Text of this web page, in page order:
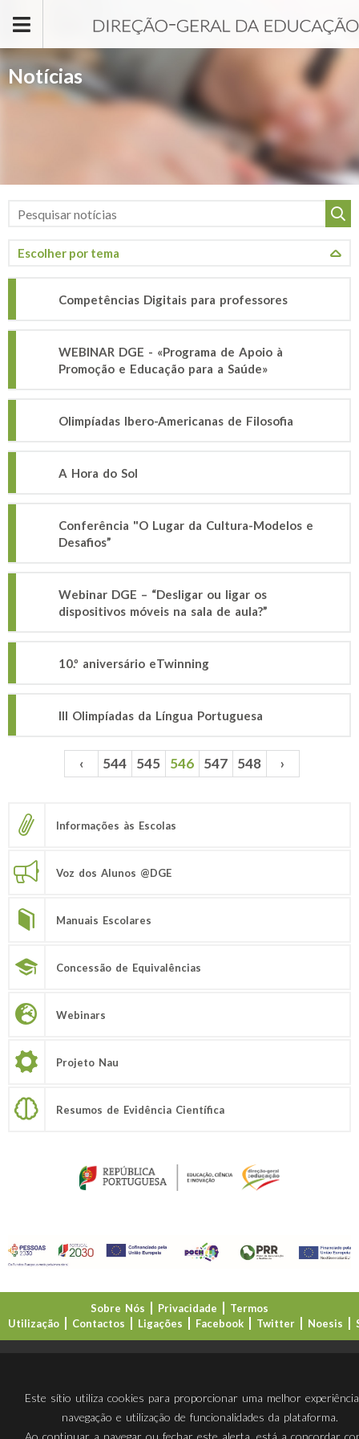
Notícias
Competências Digitais para professores
WEBINAR DGE - «Programa de Apoio à
Promoção e Educação para a Saúde»
Olimpíadas Ibero-Americanas de Filosofia
A Hora do Sol
Conferência "O Lugar da Cultura-Modelos e
Desafios”
Webinar DGE – “Desligar ou ligar os
dispositivos móveis na sala de aula?”
10.º aniversário eTwinning
III Olimpíadas da Língua Portuguesa
Páginas ‹ 544 545 546 547 548 ›
Informações às Escolas
Voz dos Alunos @DGE
Manuais Escolares
Concessão de Equivalências
Webinars
Projeto Nau
Resumos de Evidência Científica
Sobre Nós Privacidade
Termos
Utilização
Contactos Ligações Facebook Twitter Noesis
Este sítio utiliza cookies para proporcionar uma melhor
navegação e utilização de funcionalidades da plataforma.
Ao continuar a navegar ou fechar este alerta, está a concordar